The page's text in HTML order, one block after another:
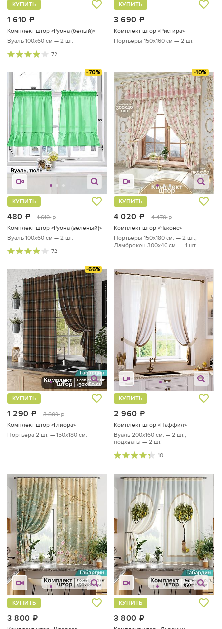
1 610
КУПИТЬ
Комплект штор «Руона (белый)»
Вуаль 100х60 см — 2 шт.
72
3 690
КУПИТЬ
Комплект штор «Ристира»
Портьеры 150х160 см — 2 шт.
-70%
480 руб.
1 610 руб.
КУПИТЬ
Комплект штор «Руона (зеленый)»
Вуаль 100х60 см — 2 шт.
72
-10%
4 020 руб.
4 470 руб.
КУПИТЬ
Комплект штор «Чаконс»
Портьеры 150х180 см. — 2 шт.,
Ламбрекен 300х40 см. — 1 шт.
-66%
1 290 руб.
3 800 руб.
КУПИТЬ
Комплект штор «Глиора»
Портьера 2 шт. — 150х180 см.
2 960
КУПИТЬ
Комплект штор «Паффил»
Вуаль 200х160 см. — 2 шт.,
подхваты — 2 шт.
10
3 800
КУПИТЬ
3 800
КУПИТЬ